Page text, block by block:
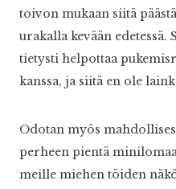
toivon mukaan siitä
urakalla kevään edetessä.
tietysti helpottaa
kanssa, ja siitä en ole
Odotan myös
perheen pientä
meille miehen töiden